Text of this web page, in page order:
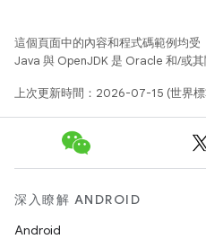
這個頁面中的內容和程式碼範例均受
Java 與 OpenJDK 是 Oracle 和/或其
上次更新時間：2026-07-15 (世界標
深入瞭解 ANDROID
Android